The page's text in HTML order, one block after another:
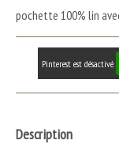
pochette 100% lin
Pinterest est désactivé.
Description